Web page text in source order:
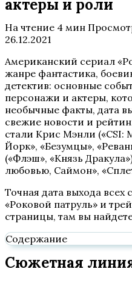
актеры и роли
На чтение 4 мин
26.12.2021
Американский сериал
жанре фантастика,
детектив: основные
персонажи и актеры,
необычные факты, дата
свежие новости и
стали Крис Мэнли («CSI:
Йорк», «Безумцы»,
(«Флэш», «Князь
любовью, Саймон»,
Точная дата выхода всех
«Роковой патруль» и
страницы, там вы
Содержание
Сюжетная